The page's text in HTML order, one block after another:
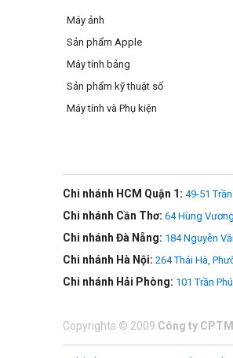
Máy ảnh
Sản phẩm Apple
Máy tính bảng
Sản phẩm kỹ thuật số
Máy tính và Phụ kiện
Chi nhánh HCM Quận 1: 49-51
Chi nhánh Cần Thơ: 64 Hùng
Chi nhánh Đà Nẵng: 184 Nguyễn
Chi nhánh Hà Nội: 264 Thái Hà,
Chi nhánh Hải Phòng: 101 Trần
Copyrights © 2009 Công ty